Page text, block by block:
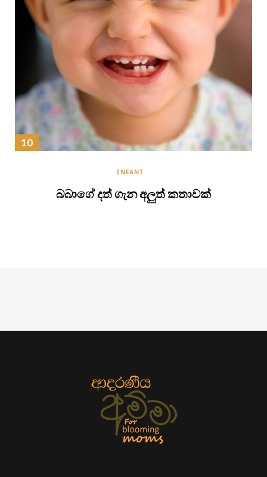
INFANT
බබාගේ දත් ගැන අලුත් කතාවක්